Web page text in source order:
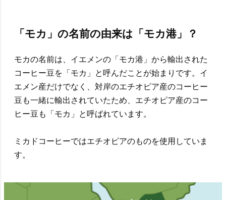
「モカ」の名前の由来は「モカ港」？
モカの名前は、イエメンの「モカ港」から輸出された
コーヒー豆を「モカ」と呼んだことが始まりです。イ
エメン産だけでなく、対岸のエチオピア産のコーヒー
豆も一緒に輸出されていたため、エチオピア産のコー
ヒー豆も「モカ」と呼ばれています。
ミカドコーヒーではエチオピアのものを使用していま
す。